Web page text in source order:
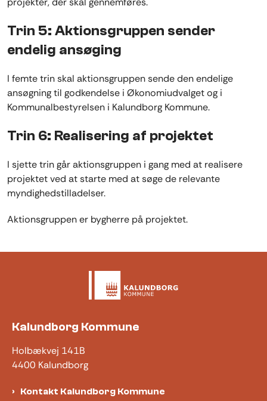
Trin 5: Aktionsgruppen sender
endelig ansøging
I femte trin skal aktionsgruppen sende den endelige
ansøgning til godkendelse i Økonomiudvalget og i
Kommunalbestyrelsen i Kalundborg Kommune.
Trin 6: Realisering af projektet
I sjette trin går aktionsgruppen i gang med at realisere
projektet ved at starte med at søge de relevante
myndighedstilladelser.
Aktionsgruppen er bygherre på projektet.
Kalundborg Kommune
Holbækvej 141B
4400 Kalundborg
Kontakt Kalundborg Kommune